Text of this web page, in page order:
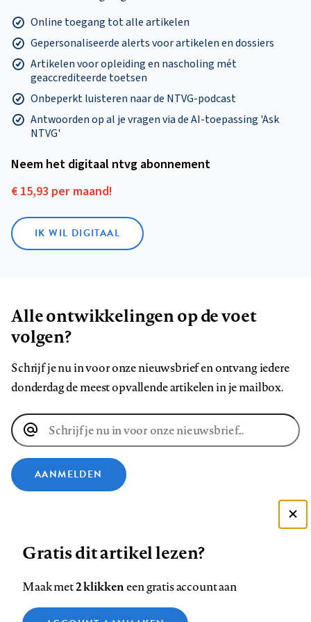
Online toegang tot alle artikelen
Gepersonaliseerde alerts voor artikelen en dossiers
Artikelen voor opleiding en nascholing mét
geaccrediteerde toetsen
Onbeperkt luisteren naar de NTVG-podcast
Antwoorden op al je vragen via de AI-toepassing 'Ask
NTVG'
Neem het digitaal ntvg abonnement
€ 15,93 per maand!
IK WIL DIGITAAL
Alle ontwikkelingen op de voet
volgen?
Schrijf je nu in voor onze nieuwsbrief en ontvang iedere
donderdag de meest opvallende artikelen in je mailbox.
E-
mailadres
AANMELDEN
ons
op
ons
op
ons
op
ons
op
ons
op
ons
Contact Colofon Disclaimer Privacy
Gratis dit artikel lezen?
Maak met2 klikkeneen gratis account aan
Zie onze cookie policy